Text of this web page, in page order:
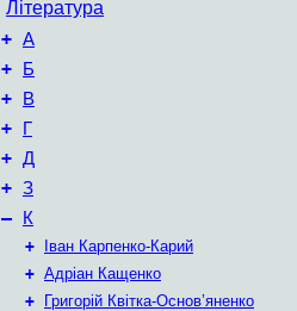
Література
+ А
+ Б
+ В
+ Г
+ Д
+ З
– К
+
Іван Карпенко-Карий
+ Адріан Кащенко
+
Григорій Квітка-Основ’яненко